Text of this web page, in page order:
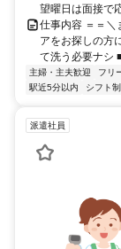
望曜日は面接で
仕事内容 ＝＝＼
アをお探しの方
て洗う必要ナシ
主婦・主夫歓迎 フリ
駅近5分以内
シフト制
派遣社員